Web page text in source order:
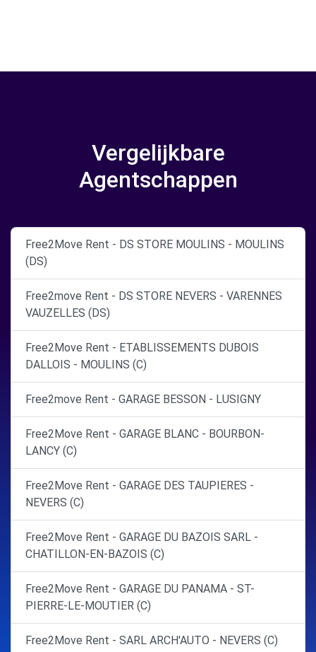
Vergelijkbare
Agentschappen
Free2Move Rent - DS STORE MOULINS - MOULINS
(DS)
Free2move Rent - DS STORE NEVERS - VARENNES
VAUZELLES (DS)
Free2Move Rent - ETABLISSEMENTS DUBOIS
DALLOIS - MOULINS (C)
Free2move Rent - GARAGE BESSON - LUSIGNY
Free2Move Rent - GARAGE BLANC - BOURBON-
LANCY (C)
Free2Move Rent - GARAGE DES TAUPIERES -
NEVERS (C)
Free2Move Rent - GARAGE DU BAZOIS SARL -
CHATILLON-EN-BAZOIS (C)
Free2Move Rent - GARAGE DU PANAMA - ST-
PIERRE-LE-MOUTIER (C)
Free2Move Rent - SARL ARCH'AUTO - NEVERS (C)